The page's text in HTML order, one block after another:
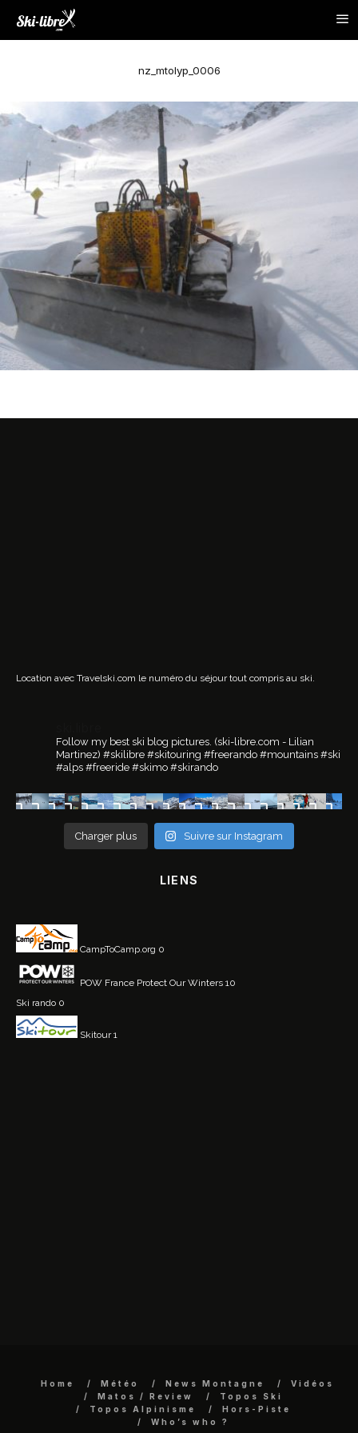
nz_mtolyp_0006
Location avec Travelski.com le numéro du séjour tout compris au ski.
Follow my best ski blog pictures. (ski-libre.com - Lilian
Martinez) #skilibre #skitouring #freerando #mountains #ski
#alps #freeride #skimo #skirando
Charger plus Suivre sur Instagram
LIENS
CampToCamp.org 0
POW France Protect Our Winters 10
Ski rando 0
Skitour1
Home Météo News Montagne
Vidéos
Matos / Review
Topos Ski
Topos Alpinisme
Hors-Piste
Who’s who ?